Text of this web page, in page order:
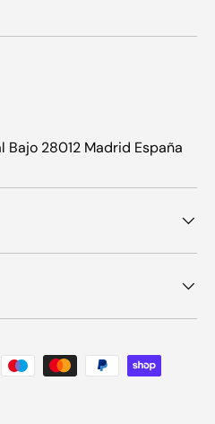
28012 Madrid España